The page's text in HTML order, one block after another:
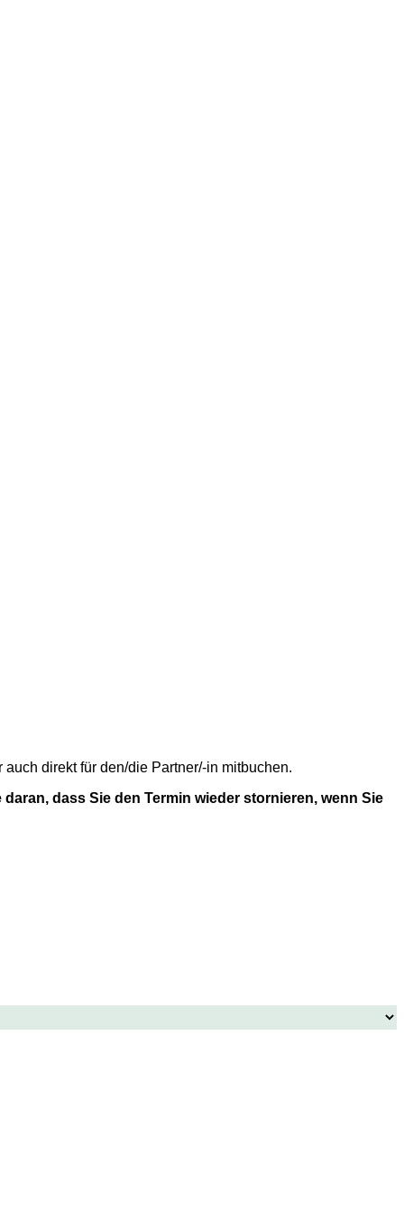
direkt für den/die Partner/-in mitbuchen.
dass Sie den Termin wieder stornieren, wenn Sie